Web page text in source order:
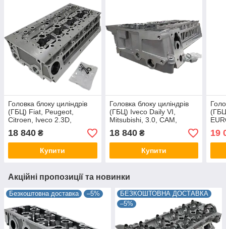
Головка блоку циліндрів
(ГБЦ) Fiat, Peugeot,
Citroen, Iveco 2.3D,
2.3JTD, EURO 5, CAM,
504378073, 908345
18 840 ₴
Купити
Головка блоку циліндрів
(ГБЦ) Iveco Daily VI,
Mitsubishi, 3.0, CAM,
5802114243, 908346
18 840₴
Купити
19
Акційні пропозиції та новинки
Безкоштовна доставка –5%
БЕЗКОШТОВНА ДОСТАВКА
–5%